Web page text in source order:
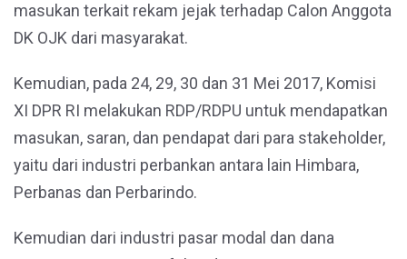
masukan terkait rekam jejak terhadap Calon Anggota
DK OJK dari masyarakat.
Kemudian, pada 24, 29, 30 dan 31 Mei 2017, Komisi
XI DPR RI melakukan RDP/RDPU untuk mendapatkan
masukan, saran, dan pendapat dari para stakeholder,
yaitu dari industri perbankan antara lain Himbara,
Perbanas dan Perbarindo.
Kemudian dari industri pasar modal dan dana